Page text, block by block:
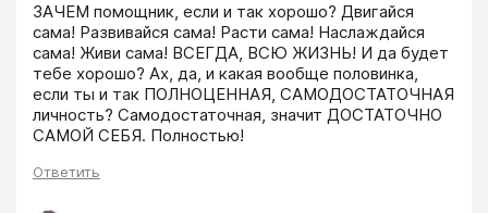
ЗАЧЕМ помощник, если и так хорошо? Двигайся
сама! Развивайся сама! Расти сама! Наслаждайся
сама! Живи сама! ВСЕГДА, ВСЮ ЖИЗНЬ! И да будет
тебе хорошо? Ах, да, и какая вообще половинка,
если ты и так ПОЛНОЦЕННАЯ, САМОДОСТАТОЧНАЯ
личность? Самодостаточная, значит ДОСТАТОЧНО
САМОЙ СЕБЯ. Полностью!
Ответить